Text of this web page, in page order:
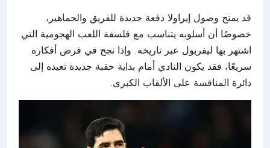
قد يمنح وصول إيراولا دفعة جديدة للفريق والجماهير،
خصوصًا أن أسلوبه يتناسب مع فلسفة اللعب الهجومية التي
اشتهر بها ليفربول عبر تاريخه. وإذا نجح في فرض أفكاره
سريعًا، فقد يكون النادي أمام بداية حقبة جديدة تعيده إلى
دائرة المنافسة على الألقاب الكبرى.